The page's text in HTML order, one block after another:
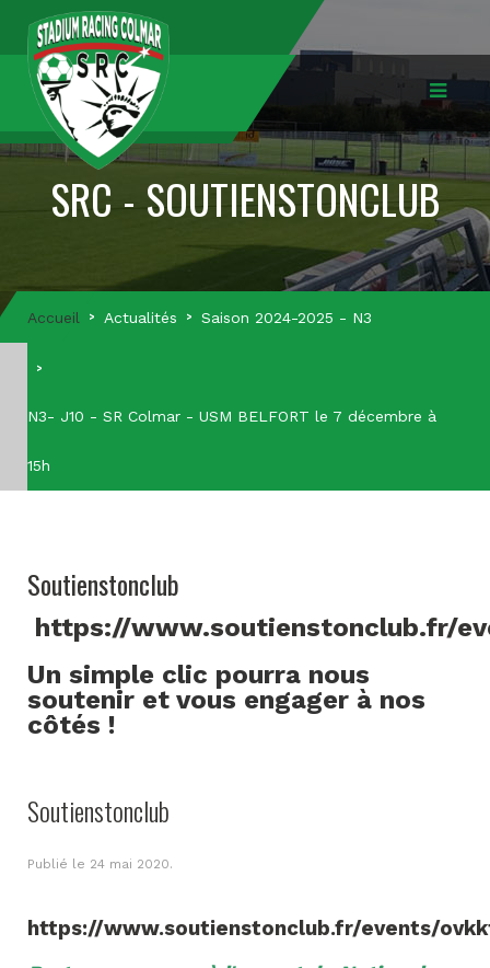
SRC - SOUTIENSTONCLUB
Accueil Actualités Saison 2024-2025 - N3
N3- J10 - SR Colmar - USM BELFORT le 7 décembre à
15h
Soutienstonclub
https://www.soutienstonclub.fr/
Un simple clic pourra nous
soutenir et vous engager à nos
côtés !
Soutienstonclub
Publié le 24 mai 2020.
https://www.soutienstonclub.fr/events/